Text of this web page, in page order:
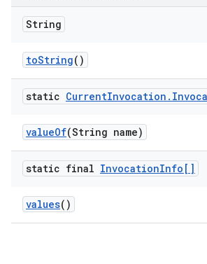
String
toString()
static CurrentInvocation .
valueOf(String name)
static final InvocationInfo[]
values()